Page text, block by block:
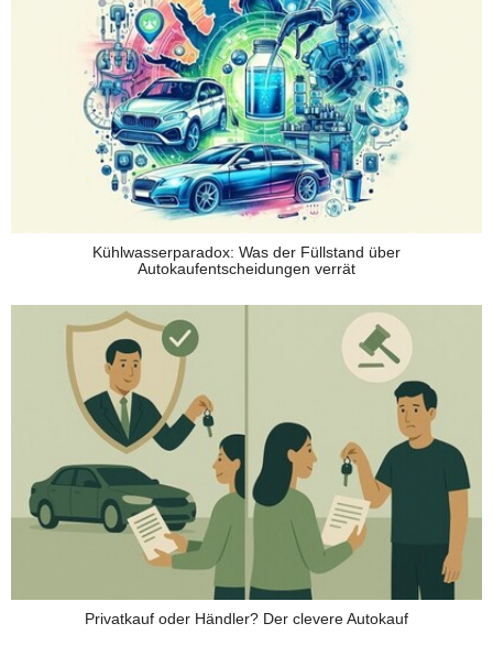
Kühlwasserparadox: Was der Füllstand über
Autokaufentscheidungen verrät
Privatkauf oder Händler? Der clevere Autokauf